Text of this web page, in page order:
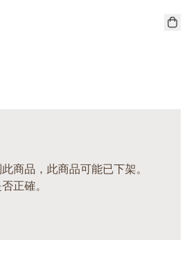
商品，此商品可能已下架。
正確。